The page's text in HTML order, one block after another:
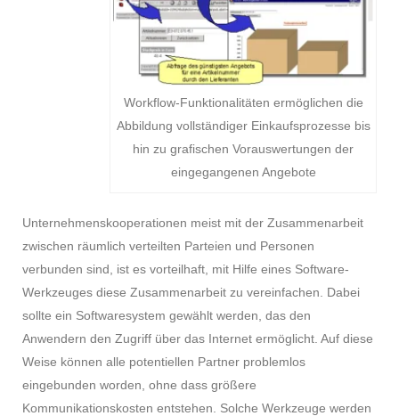
Workflow-Funktionalitäten ermöglichen die
Abbildung vollständiger Einkaufsprozesse bis
hin zu grafischen Vorauswertungen der
eingegangenen Angebote
Unternehmenskooperationen meist mit der Zusammenarbeit
zwischen räumlich verteilten Parteien und Personen
verbunden sind, ist es vorteilhaft, mit Hilfe eines Software-
Werkzeuges diese Zusammenarbeit zu vereinfachen. Dabei
sollte ein Softwaresystem gewählt werden, das den
Anwendern den Zugriff über das Internet ermöglicht. Auf diese
Weise können alle potentiellen Partner problemlos
eingebunden worden, ohne dass größere
Kommunikationskosten entstehen. Solche Werkzeuge werden